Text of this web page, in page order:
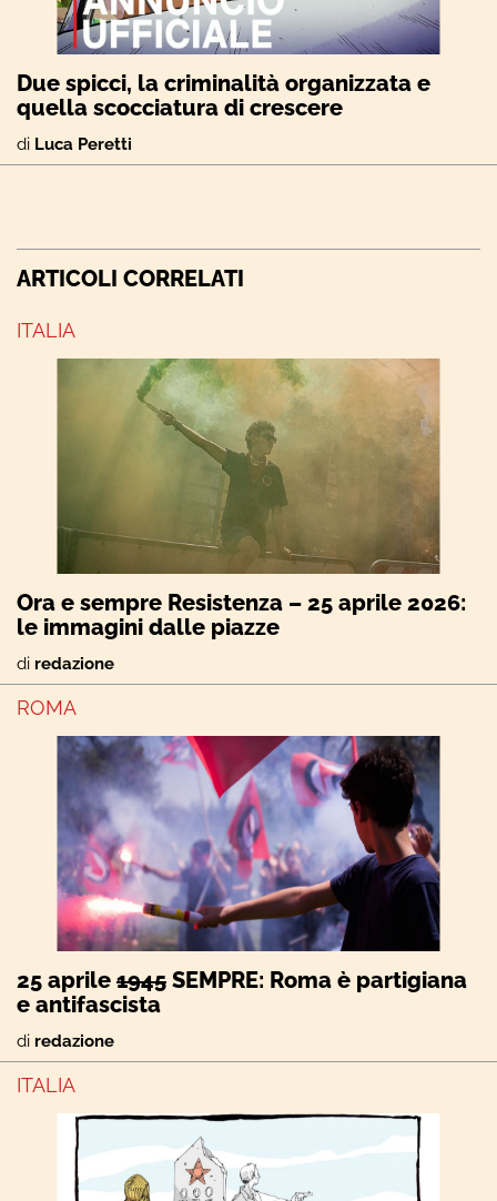
Due spicci, la criminalità organizzata e
quella scocciatura di crescere
di Luca Peretti
ARTICOLI CORRELATI
ITALIA
Ora e sempre Resistenza – 25 aprile 2026:
le immagini dalle piazze
di redazione
ROMA
25 aprile 1945 SEMPRE: Roma è partigiana
e antifascista
di redazione
ITALIA